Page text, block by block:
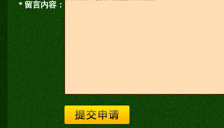
* 留言内容：